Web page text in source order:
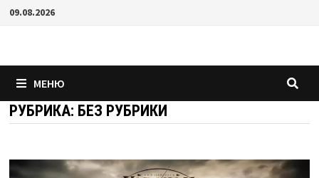
Перейти
09.08.2026
МЕНЮ
РУБРИКА: БЕЗ РУБРИКИ